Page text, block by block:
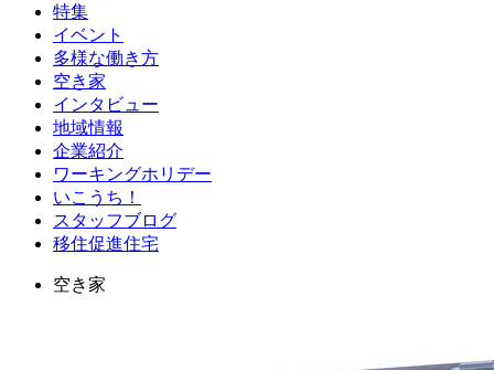
特集
イベント
多様な働き方
空き家
インタビュー
地域情報
企業紹介
ワーキングホリデー
いこうち！
スタッフブログ
移住促進住宅
空き家